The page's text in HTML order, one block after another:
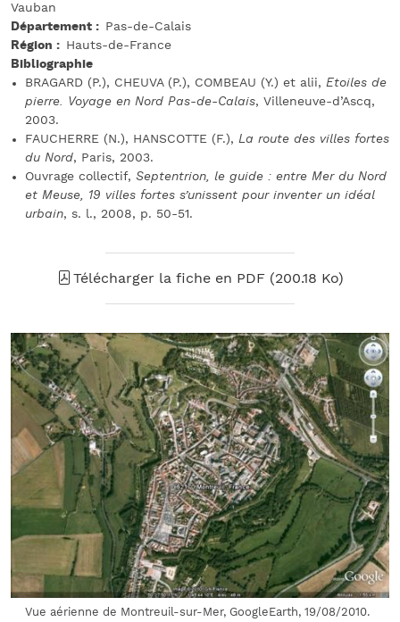
Vauban
Département
Pas-de-Calais
Région
Hauts-de-France
Bibliographie
BRAGARD (P.), CHEUVA (P.), COMBEAU (Y.) et alii, Etoiles de
pierre. Voyage en Nord Pas-de-Calais, Villeneuve-d’Ascq,
2003.
FAUCHERRE (N.), HANSCOTTE (F.), La route des villes fortes
du Nord, Paris, 2003.
Ouvrage collectif, Septentrion, le guide : entre Mer du Nord
et Meuse, 19 villes fortes s’unissent pour inventer un idéal
urbain, s. l., 2008, p. 50-51.
Télécharger la fiche en PDF (200.18 Ko)
Vue aérienne de Montreuil-sur-Mer, GoogleEarth, 19/08/2010.